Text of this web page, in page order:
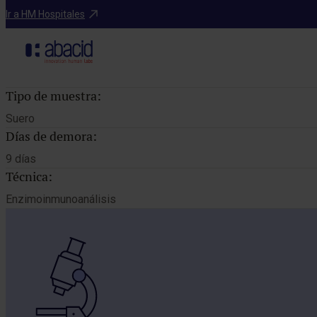
Ir a HM Hospitales
Catálogo de pruebas
Tipo de muestra:
Suero
Días de demora:
9 días
Técnica:
Enzimoinmunoanálisis